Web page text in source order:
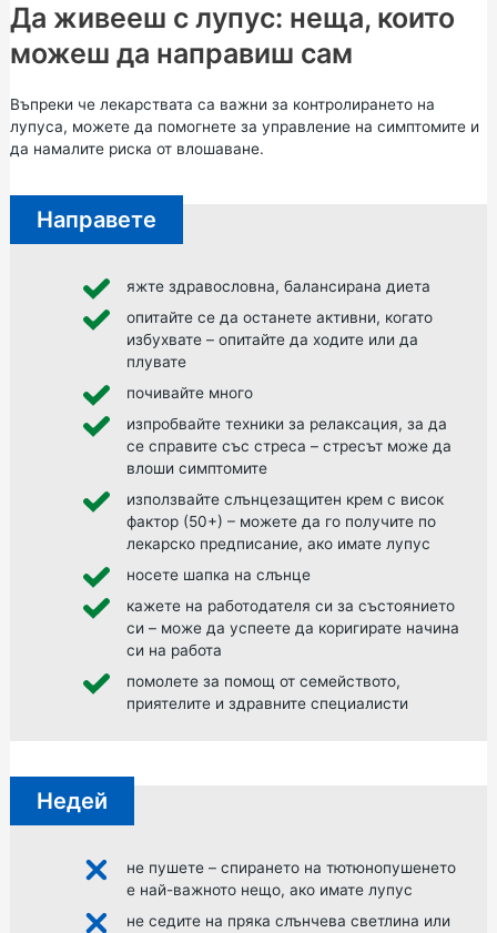
Да живееш с лупус: неща, които
можеш да направиш сам
Въпреки че лекарствата са важни за контролирането на
лупуса, можете да помогнете за управление на симптомите и
да намалите риска от влошаване.
Направете
яжте здравословна, балансирана диета
опитайте се да останете активни, когато
избухвате – опитайте да ходите или да
плувате
почивайте много
изпробвайте техники за релаксация, за да
се справите със стреса – стресът може да
влоши симптомите
използвайте слънцезащитен крем с висок
фактор (50+) – можете да го получите по
лекарско предписание, ако имате лупус
носете шапка на слънце
кажете на работодателя си за състоянието
си – може да успеете да коригирате начина
си на работа
помолете за помощ от семейството,
приятелите и здравните специалисти
Недей
не пушете – спирането на тютюнопушенето
е най-важното нещо, ако имате лупус
не седите на пряка слънчева светлина или